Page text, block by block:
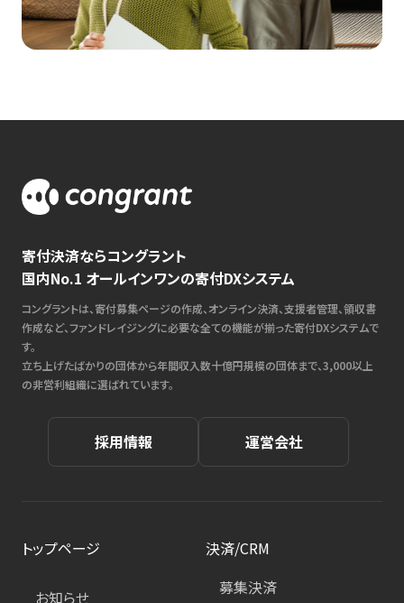
寄付決済ならコングラント
国内No.1 オールインワンの寄付DXシステム
コングラントは、寄付募集ページの作成、オンライン決済、支援者管理、領収書
作成など、ファンドレイジングに必要な全ての機能が揃った寄付DXシステムで
す。
立ち上げたばかりの団体から年間収入数十億円規模の団体まで、3,000以上
の非営利組織に選ばれています。
採用情報 運営会社
トップページ
お知らせ
決済/CRM
募集決済